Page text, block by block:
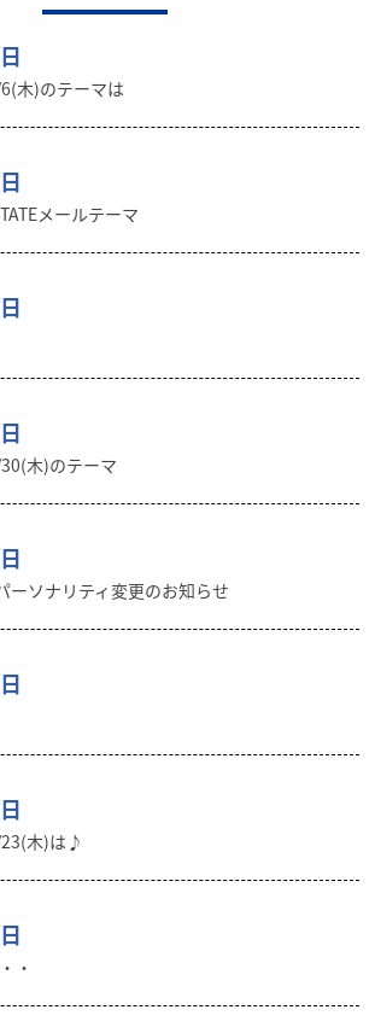
6(木)のテーマは
メールテーマ
30(木)のテーマ
ーソナリティ変更のお知らせ
23(木)は♪
・